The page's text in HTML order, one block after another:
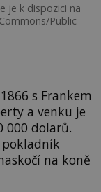
je k dispozici na
Public
s Frankem
a venku je
000 dolarů.
pokladník
na koně